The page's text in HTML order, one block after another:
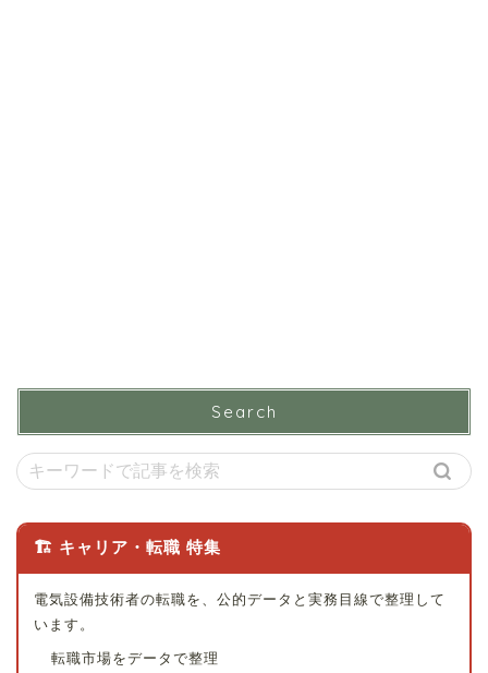
Search
🏗 キャリア・転職 特集
電気設備技術者の転職を、公的データと実務目線で整理して
います。
転職市場をデータで整理